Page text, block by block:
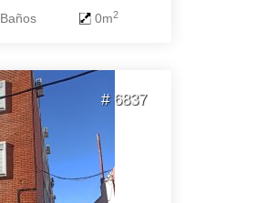
0m2
# 6837